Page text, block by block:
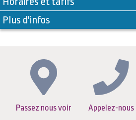
Plus d'infos
Passez nous voir Appelez-nous